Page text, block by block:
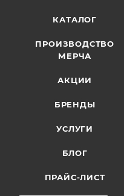
КАТАЛОГ
ПРОИЗВОДСТВО
МЕРЧА
АКЦИИ
БРЕНДЫ
УСЛУГИ
БЛОГ
ПРАЙС-ЛИСТ